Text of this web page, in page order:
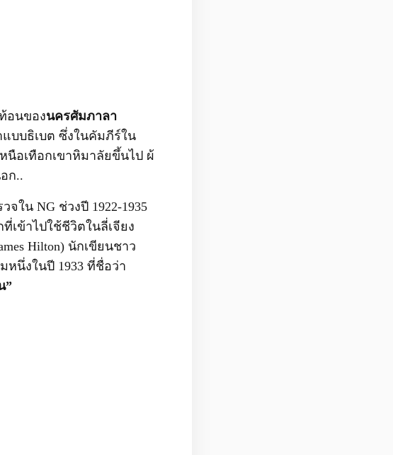
อนของนครศัมภาลา
บบธิเบต ซึ่งในคัมภีร์ใน
นือเทือกเขาหิมาลัยขึ้นไป ผ้
ก..
ใน NG ช่วงปี 1922-1935
เข้าไปใช้ชีวิตในลี่เจียง
Hilton) นักเขียนชาว
นึ่งในปี 1933 ที่ชื่อว่า
”